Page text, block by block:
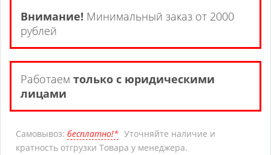
Внимание! Минимальный заказ от 2000
рублей
Работаем только с юридическими
лицами
Самовывоз: бесплатно!* Уточняйте наличие и
кратность отгрузки Товара у менеджера.